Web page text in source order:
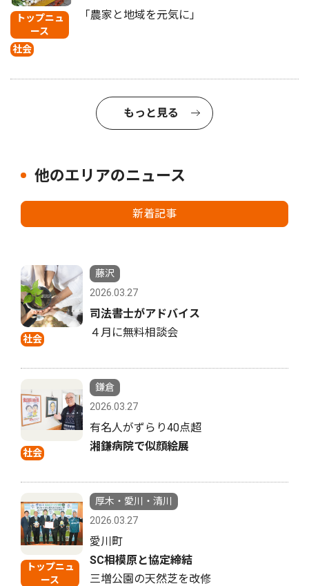
トップニュ
ース
社会
「農家と地域を元気に」
もっと見る
他のエリアのニュース
新着記事
社会
藤沢
2026.03.27
司法書士がアドバイス
４月に無料相談会
社会
鎌倉
2026.03.27
有名人がずらり40点超
湘鎌病院で似顔絵展
トップニュ
ース
厚木・愛川・清川
2026.03.27
愛川町
SC相模原と協定締結
三増公園の天然芝を改修